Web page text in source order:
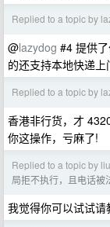
Replied to a topic by
@lazydog #4 提供
的还支持本地快递上
Replied to a topic by
香港非行货，才
你这操作，亏麻了!
Replied to a topic by
局拒不执行，且电话被
我觉得你可以试试请